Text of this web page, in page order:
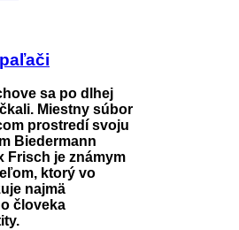
sa po dlhej
Miestny súbor
prostredí svoju
Biedermann
Frisch je známym
ktorý vo
najmä
človeka